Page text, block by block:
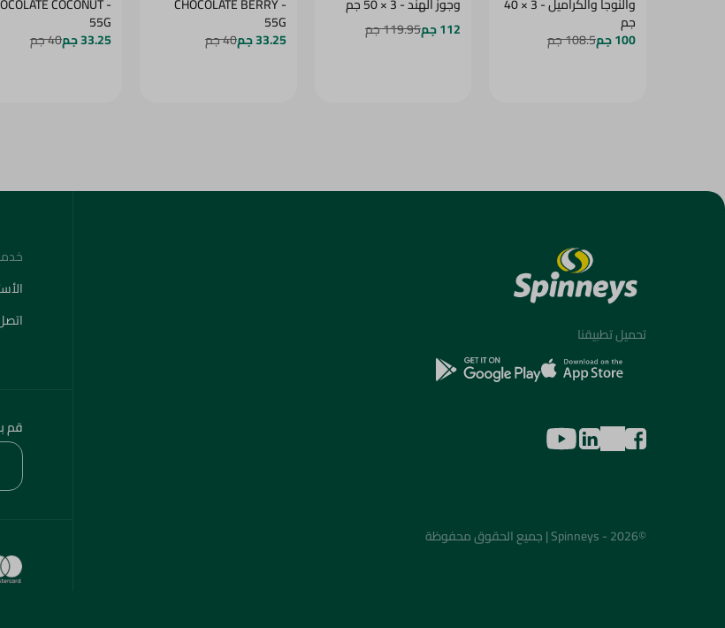
جم
100 جم 108.5 جم
112 جم
119.95 جم 55G
33.25 جم 40 جم
55G
33.25 جم 40 جم
تحميل تطبيقنا
©2026 - Spinneys | جميع الحقوق محفوظة
قم